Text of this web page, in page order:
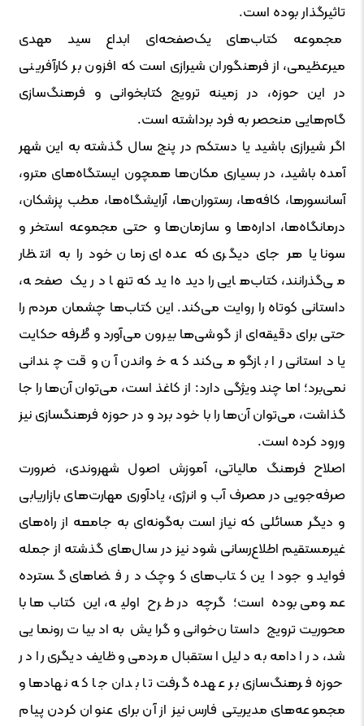
تاثیرگذار بوده است.
مجموعه کتاب‌های یک‌صفحه‌ای ابداع سید مهدی
میرعظیمی، از فرهنگوران شیرازی است که افزون بر کارآفرینی
در این حوزه، در زمینه ترویج کتابخوانی و فرهنگ‌سازی
گام‌هایی منحصر به فرد برداشته است.
اگر شیرازی باشید یا دستکم در پنج سال گذشته به این شهر
آمده باشید، در بسیاری مکان‌ها همچون ایستگاه‌های مترو،
آسانسورها، کافه‌ها، رستوران‌ها، آرایشگاه‌ها، مطب پزشکان،
درمانگاه‌ها، اداره‌ها و سازمان‌ها و حتی مجموعه‌ استخر و
سونا یا هر جای دیگری که عده‌ای زمان خود را به انتظار
می‌گذرانند، کتاب‌هایی را دیده‌اید که تنها در یک صفحه،
داستانی کوتاه را روایت می‌کند. این کتاب‌ها چشمان مردم را
حتی برای دقیقه‌ای از گوشی‌ها بیرون می‌آورد و طُرفه حکایت
یا داستانی را بازگو می‌کند که خواندن آن وقت چندانی
نمی‌برد؛ اما چند ویژگی دارد: از کاغذ است، می‌توان آن‌ها را جا
گذاشت، می‌توان آن‌ها را با خود برد و در حوزه فرهنگسازی نیز
ورود کرده است.
اصلاح فرهنگ مالیاتی، آموزش اصول شهروندی، ضرورت
صرفه‌جویی در مصرف آب و انرژی، یادآوری مهارت‌های بازاریابی
و دیگر مسائلی که نیاز است به‌گونه‌ای به جامعه از راه‌های
غیرمستقیم اطلاع‌رسانی شود نیز در سال‌های گذشته از جمله
فواید وجود این کتاب‌های کوچک در فضاهای گسترده
عمومی بوده است؛ گرچه در طرح اولیه، این کتاب‌ها با
محوریت ترویج داستان‌خوانی و گرایش به ادبیات رونمایی
شد، در ادامه به دلیل استقبال مردمی وظایف دیگری را در
حوزه فرهنگ‌سازی بر عهده گرفت تا بدان جا که نهادها و
مجموعه‌های مدیریتی فارس نیز از آن برای عنوان کردن پیام